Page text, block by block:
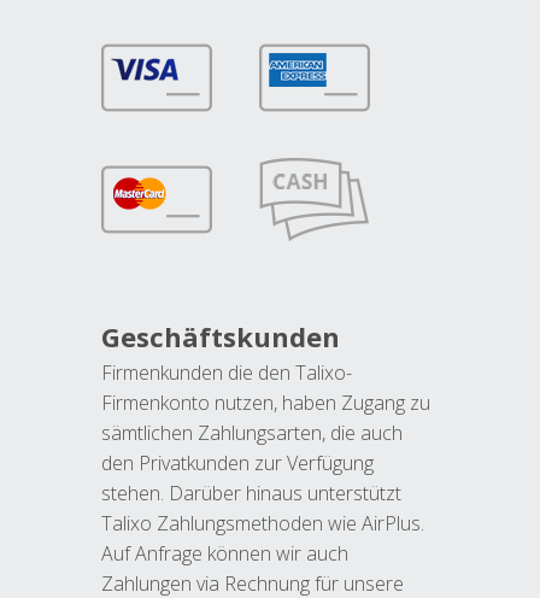
Geschäftskunden
Firmenkunden die den Talixo-
Firmenkonto nutzen, haben Zugang zu
sämtlichen Zahlungsarten, die auch
den Privatkunden zur Verfügung
stehen. Darüber hinaus unterstützt
Talixo Zahlungsmethoden wie AirPlus.
Auf Anfrage können wir auch
Zahlungen via Rechnung für unsere